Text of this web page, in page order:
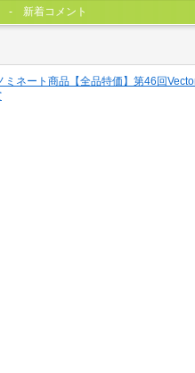
新着コメント